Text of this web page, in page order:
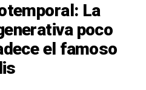
La
poco
el famoso